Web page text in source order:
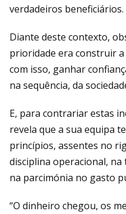
verdadeiros beneficiários.
Diante deste contexto,
prioridade era construir
com isso, ganhar
na sequência, da
E, para contrariar estas
revela que a sua equipa
princípios, assentes no
disciplina operacional,
na parcimónia no gasto
“O dinheiro chegou, os